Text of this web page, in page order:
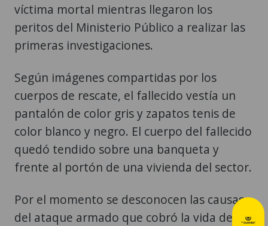
víctima mortal mientras llegaron los
peritos del Ministerio Público a realizar las
primeras investigaciones.
Según imágenes compartidas por los
cuerpos de rescate, el fallecido vestía un
pantalón de color gris y zapatos tenis de
color blanco y negro. El cuerpo del fallecido
quedó tendido sobre una banqueta y
frente al portón de una vivienda del sector.
Por el momento se desconocen las causas
del ataque armado que cobró la vida del